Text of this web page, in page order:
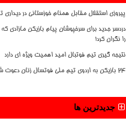
پیروزی استقلال مقابل همنام خوزستانی در دیداری
دردسر جدید برای سرخپوشان پیام بازیکن مازادی
را نگران کرد!
نتیجه گیری تیم فوتبال امید اهمیت ویژه ای دارد
۲۴ بازیکن به اردوی تیم ملی فوتسال زنان دعوت شدند
جدیدترین ها